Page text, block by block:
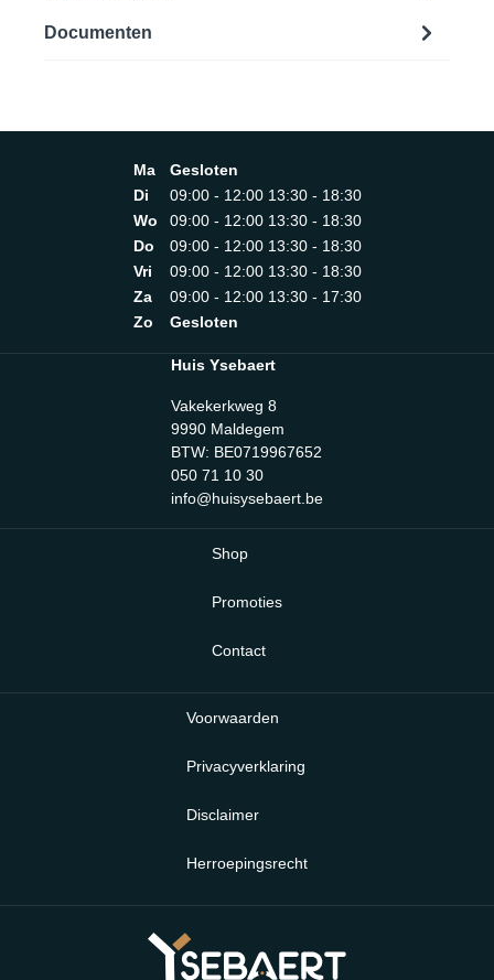
Documenten
Ma
Gesloten
Di
09:00 - 12:00 13:30 - 18:30
Wo
09:00 - 12:00 13:30 - 18:30
Do
09:00 - 12:00 13:30 - 18:30
Vri
09:00 - 12:00 13:30 - 18:30
Za
09:00 - 12:00 13:30 - 17:30
Zo
Gesloten
Huis Ysebaert
Vakekerkweg 8
9990 Maldegem
BTW: BE0719967652
050 71 10 30
info@huisysebaert.be
Shop
Promoties
Contact
Voorwaarden
Privacyverklaring
Disclaimer
Herroepingsrecht